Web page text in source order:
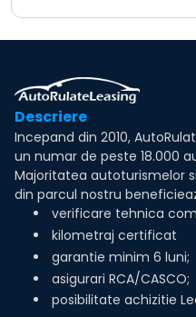
Descriere
Incepand din 2010,
un numar de peste 18.000
Majoritatea autoturismelor
din parcul nostru
verificare tehnica
kilometraj certificat
garantie minim 6 luni;
asigurari RCA/CASCO;
posibilitate achizitie